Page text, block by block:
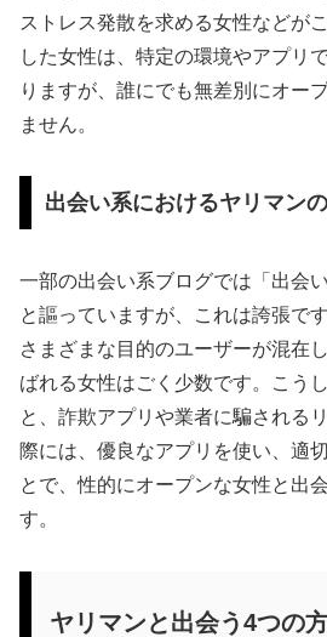
ストレス発散を求める女性などが
した女性は、特定の環境やアプリ
りますが、誰にでも無差別にオー
ません。
出会い系におけるヤリマン
一部の出会い系ブログでは「出会
と謳っていますが、これは誇張で
さまざまな目的のユーザーが混在
ばれる女性はごく少数です。こう
と、詐欺アプリや業者に騙される
際には、優良なアプリを使い、適
とで、性的にオープンな女性と出
す。
ヤリマンと出会う4つの